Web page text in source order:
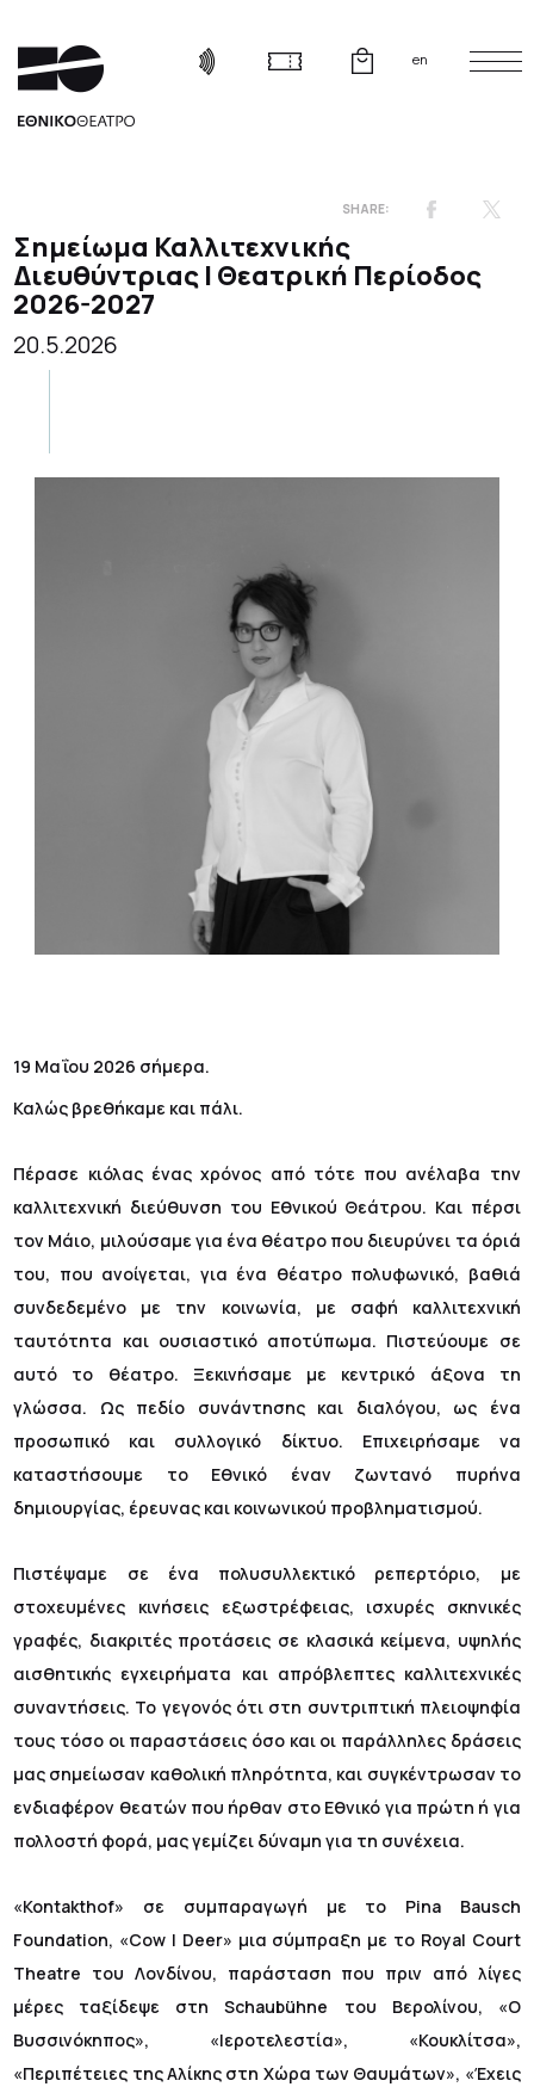
en
Σημείωμα Καλλιτεχνικής
Διευθύντριας | Θεατρική Περίοδος
2026-2027
20.5.2026
19 Μαΐου 2026 σήμερα.
Καλώς βρεθήκαμε και πάλι.
Πέρασε κιόλας ένας χρόνος από τότε που ανέλαβα την
καλλιτεχνική διεύθυνση του Εθνικού Θεάτρου. Και πέρσι
τον Μάιο, μιλούσαμε για ένα θέατρο που διευρύνει τα όριά
του, που ανοίγεται, για ένα θέατρο πολυφωνικό, βαθιά
συνδεδεμένο με την κοινωνία, με σαφή καλλιτεχνική
ταυτότητα και ουσιαστικό αποτύπωμα. Πιστεύουμε σε
αυτό το θέατρο. Ξεκινήσαμε με κεντρικό άξονα τη
γλώσσα. Ως πεδίο συνάντησης και διαλόγου, ως ένα
προσωπικό και συλλογικό δίκτυο. Επιχειρήσαμε να
καταστήσουμε το Εθνικό έναν ζωντανό πυρήνα
δημιουργίας, έρευνας και κοινωνικού προβληματισμού.
Πιστέψαμε σε ένα πολυσυλλεκτικό ρεπερτόριο, με
στοχευμένες κινήσεις εξωστρέφειας, ισχυρές σκηνικές
γραφές, διακριτές προτάσεις σε κλασικά κείμενα, υψηλής
αισθητικής εγχειρήματα και απρόβλεπτες καλλιτεχνικές
συναντήσεις. Το γεγονός ότι στη συντριπτική πλειοψηφία
τους τόσο οι παραστάσεις όσο και οι παράλληλες δράσεις
μας σημείωσαν καθολική πληρότητα, και συγκέντρωσαν το
ενδιαφέρον θεατών που ήρθαν στο Εθνικό για πρώτη ή για
πολλοστή φορά, μας γεμίζει δύναμη για τη συνέχεια.
«Kontakthof» σε συμπαραγωγή με το Pina Bausch
Foundation, «Cow | Deer» μια σύμπραξη με το Royal Court
Theatre του Λονδίνου, παράσταση που πριν από λίγες
μέρες ταξίδεψε στη Schaubühne του Βερολίνου, «Ο
Βυσσινόκηπος», «Ιεροτελεστία», «Κουκλίτσα»,
«Περιπέτειες της Αλίκης στη Χώρα των Θαυμάτων», «Έχεις